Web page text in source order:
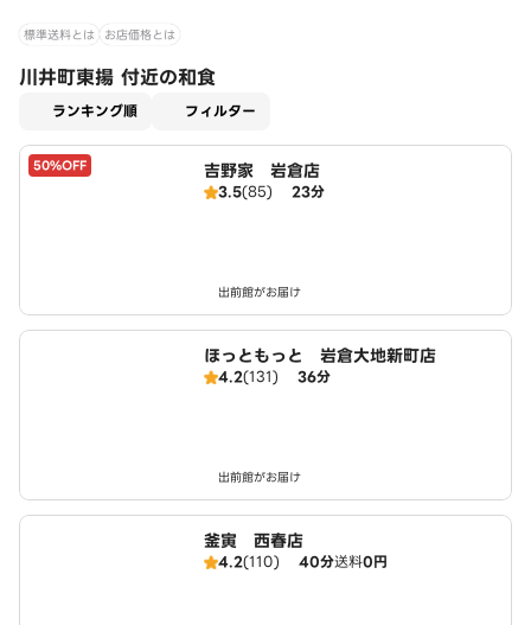
標準送料とは お店価格とは
川井町東揚 付近の和食
ランキング順 フィルター
50%OFF 吉野家 岩倉店
3.5(85) 23分
出前館がお届け
ほっともっと 岩倉大地新町店
4.2(131) 36分
出前館がお届け
釜寅 西春店
4.2(110) 40分送料0円